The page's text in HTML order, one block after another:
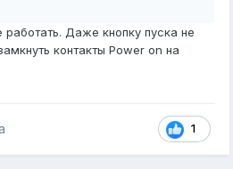
работать. Даже кнопку пуска не
контакты Power on на
1